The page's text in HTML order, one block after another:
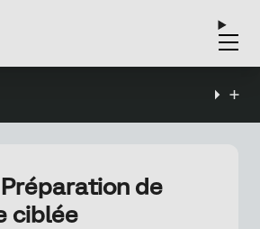
Préparation de
ciblée